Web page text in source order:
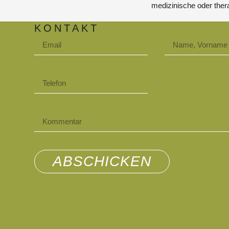
medizinische oder
KONTAKT
ABSCHICKEN